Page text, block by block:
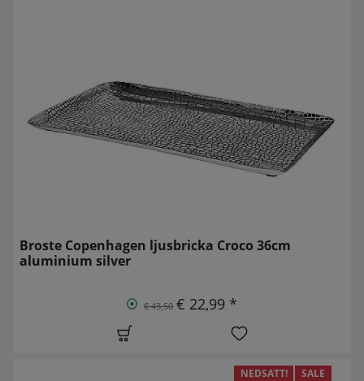
Broste Copenhagen ljusbricka Croco 36cm
aluminium silver
€ 43,50 € 22,99 *
NEDSATT! SALE